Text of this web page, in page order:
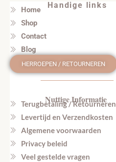
Handige links
Home
Shop
Contact
Blog
HERROEPEN / RETOURNEREN
Nuttige Informatie
Terugbetaling / Retourneren
Levertijd en Verzendkosten
Algemene voorwaarden
Privacy beleid
Veel gestelde vragen